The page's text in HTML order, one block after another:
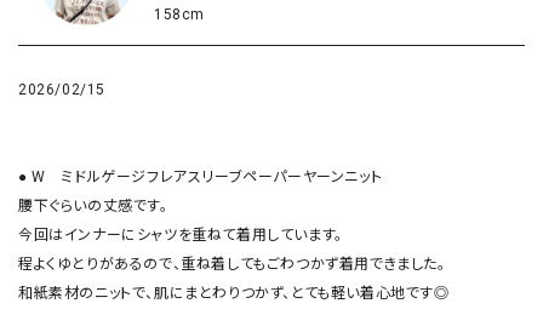
158cm
2026/02/15
● W　ミドルゲージフレアスリーブペーパーヤーンニット
腰下ぐらいの丈感です。
今回はインナーにシャツを重ねて着用しています。
程よくゆとりがあるので、重ね着してもごわつかず着用できました。
和紙素材のニットで、肌にまとわりつかず、とても軽い着心地です◎